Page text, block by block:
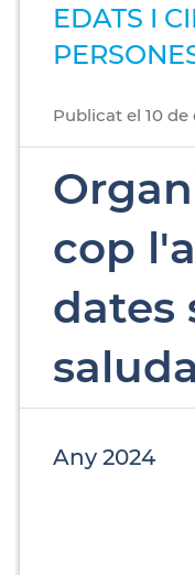
EDATS I
Publicat el 10 de
cop
dates
Any 2024